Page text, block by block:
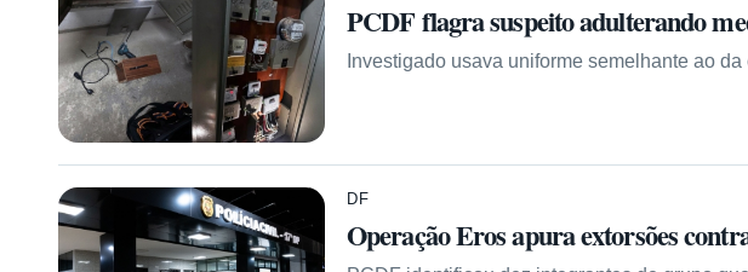
PCDF flagra suspeito adulterando
Investigado usava uniforme semelhante ao
DF
Operação Eros apura extorsões